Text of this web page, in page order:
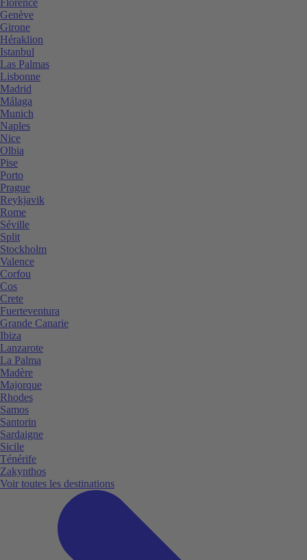
Genève
Girone
Héraklion
Istanbul
Las Palmas
Lisbonne
Madrid
Málaga
Munich
Naples
Nice
Olbia
Pise
Porto
Prague
Reykjavik
Rome
Séville
Split
Stockholm
Valence
Corfou
Cos
Crete
Fuerteventura
Grande Canarie
Ibiza
Lanzarote
La Palma
Madère
Majorque
Rhodes
Samos
Santorin
Sardaigne
Sicile
Ténérife
Zakynthos
Voir toutes les destinations